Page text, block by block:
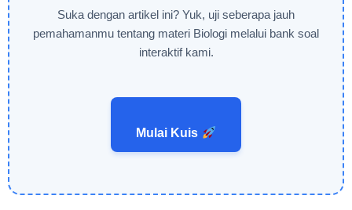
Suka dengan artikel ini? Yuk, uji seberapa jauh
pemahamanmu tentang materi Biologi melalui bank soal
interaktif kami.
Mulai Kuis